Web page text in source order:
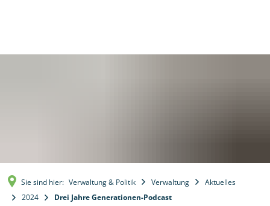
Sie sind hier: Verwaltung & Politik Verwaltung
Aktuelles
2024
Drei Jahre Generationen-Podcast